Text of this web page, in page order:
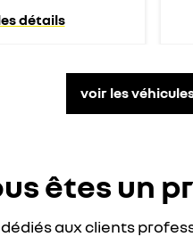
détails
voir les
êtes un
aux clients